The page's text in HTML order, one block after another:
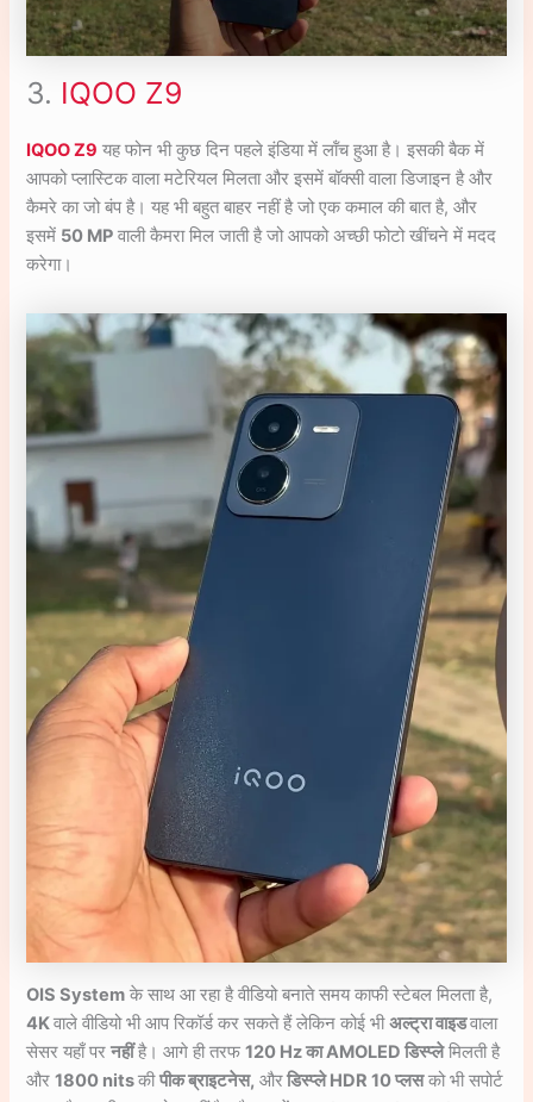
3. IQOO Z9
IQOO Z9 यह फोन भी कुछ दिन पहले इंडिया में लॉंच हुआ है। इसकी बैक में
आपको प्लास्टिक वाला मटेरियल मिलता और इसमें बॉक्सी वाला डिजाइन है और
कैमरे का जो बंप है। यह भी बहुत बाहर नहीं है जो एक कमाल की बात है, और
इसमें 50 MP वाली कैमरा मिल जाती है जो आपको अच्छी फोटो खींचने में मदद
करेगा।
OIS System के साथ आ रहा है वीडियो बनाते समय काफी स्टेबल मिलता है,
4Kवाले वीडियो भी आप रिकॉर्ड कर सकते हैं लेकिन कोई भीअल्ट्रा वाइडवाला
सेसर यहाँ परनहींहै। आगे ही तरफ120 Hz का AMOLED डिस्प्लेमिलती है
और1800 nitsकीपीक ब्राइटनेस, औरडिस्प्ले HDR 10 प्लसको भी सपोर्ट